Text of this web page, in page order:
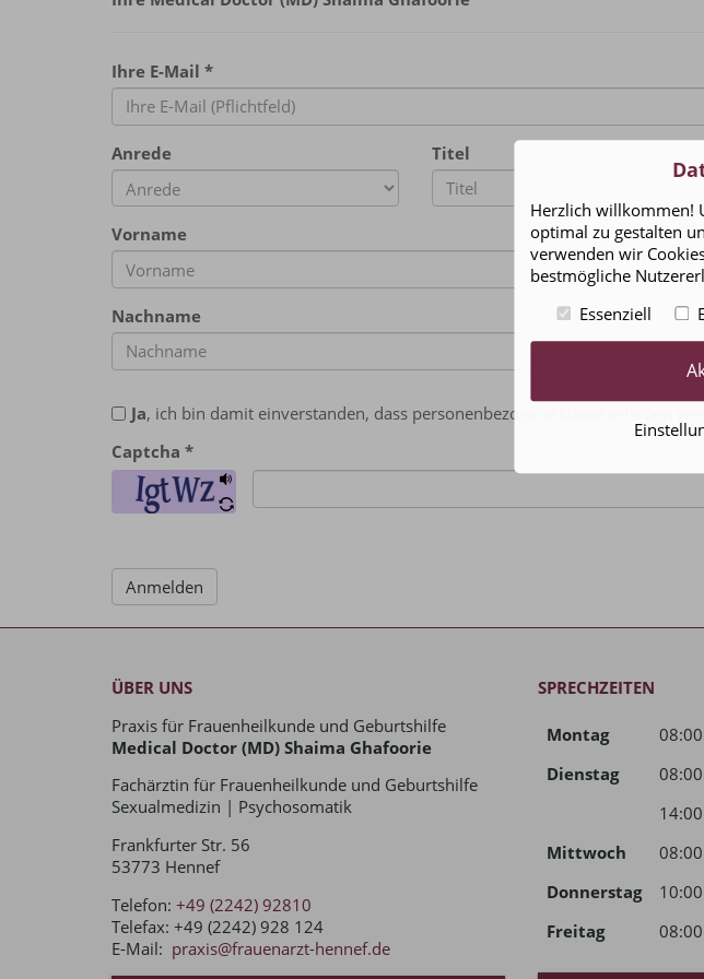
Ihre E-Mail *
Anrede Titel
Vorname
Nachname
Ja, ich bin damit einverstanden, dass personenbezogene Daten erhoben
Captcha *
ÜBER UNS
Praxis für Frauenheilkunde und Geburtshilfe
Medical Doctor (MD) Shaima Ghafoorie
Fachärztin für Frauenheilkunde und Geburtshilfe
Sexualmedizin | Psychosomatik
Frankfurter Str. 56
53773 Hennef
Telefon: +49 (2242) 92810
Telefax: +49 (2242) 928 124
E-Mail: praxis@frauenarzt-hennef.de
SPRECHZEITEN
Montag
Dienstag
Mittwoch
Donnerstag
Freitag
Herzlich willkommen!
optimal zu gestalten
verwenden wir
bestmögliche
Essenziell